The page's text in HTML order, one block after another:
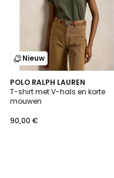
Nieuw
POLO RALPH LAUREN
T-shirt met V-hals en korte
mouwen
90,00 €